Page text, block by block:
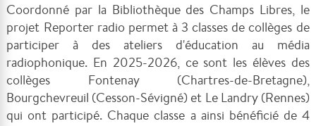
Coordonné par la Bibliothèque des Champs Libres, le
projet Reporter radio permet à 3 classes de collèges de
participer à des ateliers d'éducation au média
radiophonique. En 2025-2026, ce sont les élèves des
collèges Fontenay (Chartres-de-Bretagne),
Bourgchevreuil (Cesson-Sévigné) et Le Landry (Rennes)
qui ont participé. Chaque classe a ainsi bénéficié de 4